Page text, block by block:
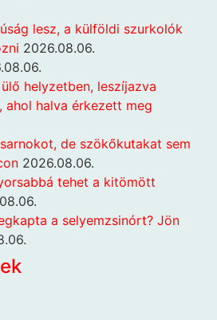
lesz, a külföldi szurkolók
2026.08.06.
helyzetben, leszíjazva
ahol halva érkezett meg
de szökőkutakat sem
2026.08.06.
tehet a kitömött
a selyemzsinórt? Jön